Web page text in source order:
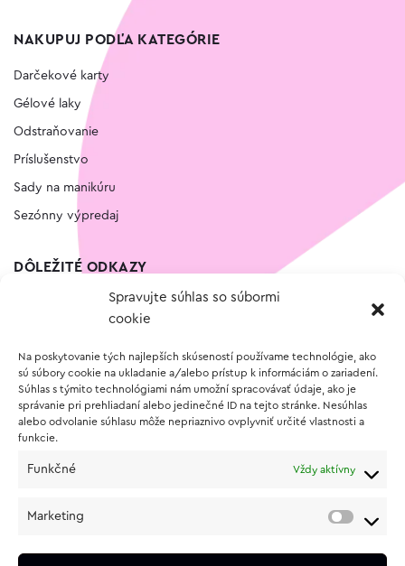
Spravujte súhlas so súbormi
cookie
Na poskytovanie tých najlepších skúseností používame technológie, ako
sú súbory cookie na ukladanie a/alebo prístup k informáciám o zariadení.
Súhlas s týmito technológiami nám umožní spracovávať údaje, ako je
správanie pri prehliadaní alebo jedinečné ID na tejto stránke. Nesúhlas
alebo odvolanie súhlasu môže nepriaznivo ovplyvniť určité vlastnosti a
funkcie.
Funkčné Vždy aktívny
Marketing
NAKUPUJ PODĽA KATEGÓRIE
Darčekové karty
Gélové laky
Odstraňovanie
Príslušenstvo
Sady na manikúru
Sezónny výpredaj
DÔLEŽITÉ ODKAZY
Vernostný program
O NÁKUPE
Vrátenie a reklamácia tovaru